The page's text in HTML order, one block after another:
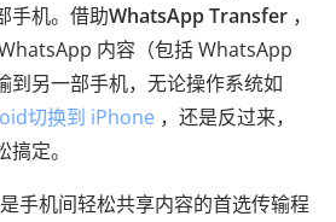
手机。借助WhatsApp Transfer ，
内容（包括 WhatsApp
到另一部手机，无论操作系统如
切换到 iPhone ，还是反过来，
定。
手机间轻松共享内容的首选传输程